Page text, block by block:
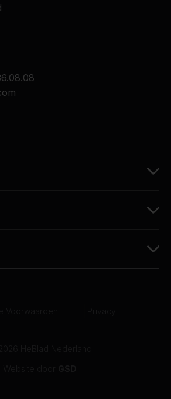
weer!
snelle levering!!
geen fot van cliënten